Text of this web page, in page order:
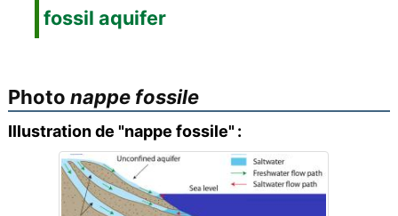
fossil aquifer
Photo nappe fossile
Illustration de "nappe fossile" :